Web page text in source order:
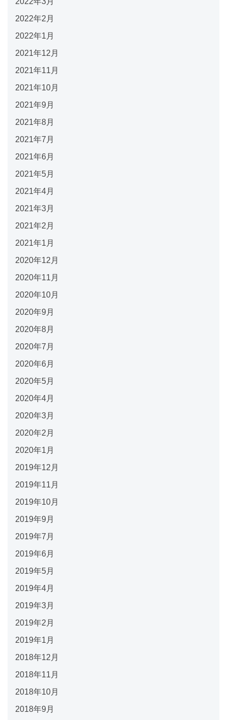
2022年2月
2022年1月
2021年12月
2021年11月
2021年10月
2021年9月
2021年8月
2021年7月
2021年6月
2021年5月
2021年4月
2021年3月
2021年2月
2021年1月
2020年12月
2020年11月
2020年10月
2020年9月
2020年8月
2020年7月
2020年6月
2020年5月
2020年4月
2020年3月
2020年2月
2020年1月
2019年12月
2019年11月
2019年10月
2019年9月
2019年7月
2019年6月
2019年5月
2019年4月
2019年3月
2019年2月
2019年1月
2018年12月
2018年11月
2018年10月
2018年9月